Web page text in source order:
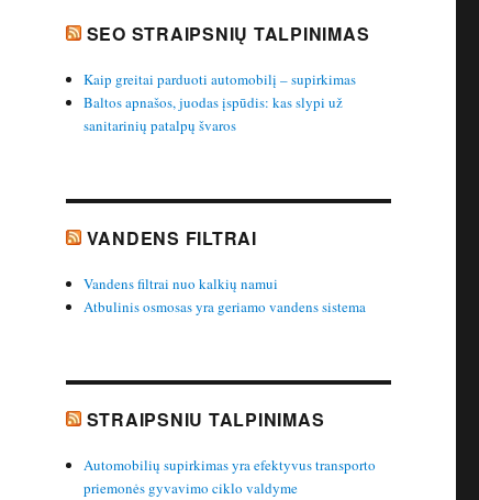
SEO STRAIPSNIŲ TALPINIMAS
Kaip greitai parduoti automobilį – supirkimas
Baltos apnašos, juodas įspūdis: kas slypi už
sanitarinių patalpų švaros
VANDENS FILTRAI
Vandens filtrai nuo kalkių namui
Atbulinis osmosas yra geriamo vandens sistema
STRAIPSNIU TALPINIMAS
Automobilių supirkimas yra efektyvus transporto
priemonės gyvavimo ciklo valdyme